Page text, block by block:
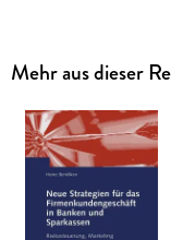
eine Kombination
Business
zugängliche Weise
unbewussten/
anzusprechen und
strategischen
zum Erfolg liegt
Mehr aus dieser